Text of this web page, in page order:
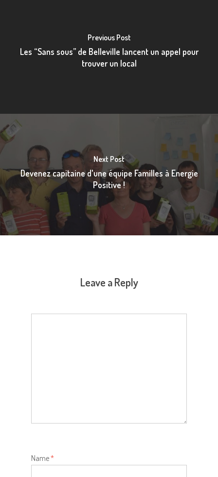
Previous Post
Les “Sans sous” de Belleville lancent un appel pour
trouver un local
Next Post
Devenez capitaine d'une équipe Familles à Energie
Positive !
Leave a Reply
Name*